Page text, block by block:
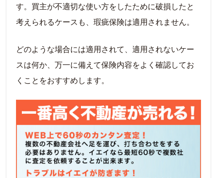
す。買主が不適切な使い方をしたために破損したと
考えられるケースも、瑕疵保険は適用されません。
どのような場合には適用されて、適用されないケー
スは何か、万一に備えて保険内容をよく確認してお
くことをおすすめします。